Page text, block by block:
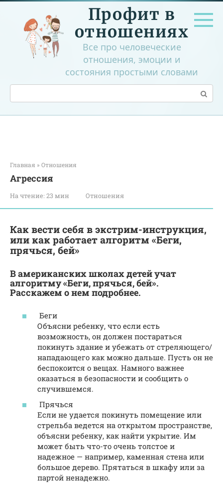
Перейти
контенту
Профит в
отношениях
Все про человеческие
отношения, эмоции и
состояния простыми словами
Поиск:
Главная » Отношения
Агрессия
На чтение: 23 мин Отношения
Как вести себя в экстрим-инструкция,
или как работает алгоритм «Беги,
прячься, бей»
В американских школах детей учат
алгоритму «Беги, прячься, бей».
Расскажем о нем подробнее.
Беги
Объясни ребенку, что если есть
возможность, он должен постараться
покинуть здание и убежать от стреляющего/
нападающего как можно дальше. Пусть он не
беспокоится о вещах. Намного важнее
оказаться в безопасности и сообщить о
случившемся.
Прячься
Если не удается покинуть помещение или
стрельба ведется на открытом пространстве,
объясни ребенку, как найти укрытие. Им
может быть что-то очень толстое и
надежное — например, каменная стена или
большое дерево. Прятаться в шкафу или за
партой ненадежно.